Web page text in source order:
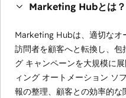
Marketing Hubとは？
Marketing Hubは、適切なオ
訪問者を顧客へと転換し、
グ キャンペーンを大規模に
ィング オートメーション ソ
報の整理、顧客との効率的